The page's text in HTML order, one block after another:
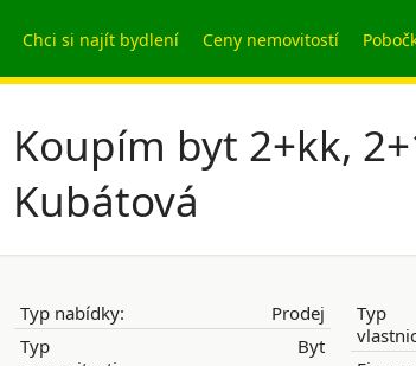
Chci si najít bydlení Ceny nemovitostí
Koupím byt 2+kk,
Kubátová
Typ nabídky:
Prodej
Typ
Byt
Typ